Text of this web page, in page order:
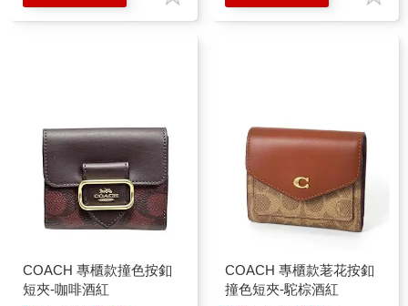
COACH 專櫃款撞色按釦
短夾-咖啡酒紅
COACH 專櫃款荖花按釦
撞色短夾-駝棕酒紅